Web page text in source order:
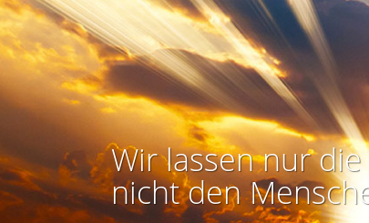
Wir lassen nur
nicht den